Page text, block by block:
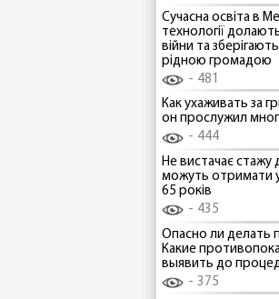
Сучасна освіта в
технології
війни та зберігають
рідною громадою
481
Как ухаживать за
он прослужил
444
Не вистачає стажу
можуть отримати
65 років
435
Опасно ли делать
Какие
выявить до
375